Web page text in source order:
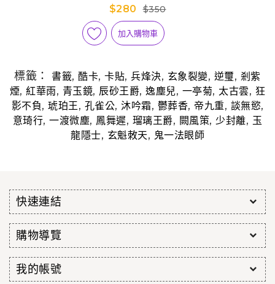
$280
$350
加入購物車
標籤：書籤,酷卡,卡貼,兵烽決, 玄象裂變, 逆璽, 剎紫
煙,紅華雨, 青玉鏡,辰砂王爵,逸塵兒, 一亭菊,太古雲, 狂
影不負, 琥珀王, 孔雀公, 沐吟霜, 鬱葬香, 帝九重, 談無慾,
意琦行,一渡微塵,鳳舞遲, 瑠璃王爵, 闕風策,少封離, 玉
龍隱士, 玄魁敇天, 鬼一法眼師
快速連結
購物導覽
我的帳號